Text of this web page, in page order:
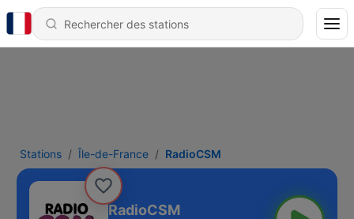
Stations Île-de-France RadioCSM
RadioCSM